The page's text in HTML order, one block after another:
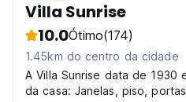
Villa Sunrise
10.0Ótimo(174)
1.45km do centro da cidade
A Villa Sunrise data de 1930
da casa: Janelas, piso,